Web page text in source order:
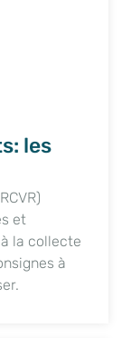
les
et
la collecte
à